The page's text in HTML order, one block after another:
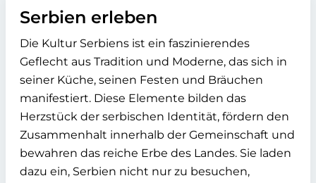
Serbien erleben
Die Kultur Serbiens ist ein faszinierendes
Geflecht aus Tradition und Moderne, das sich in
seiner Küche, seinen Festen und Bräuchen
manifestiert. Diese Elemente bilden das
Herzstück der serbischen Identität, fördern den
Zusammenhalt innerhalb der Gemeinschaft und
bewahren das reiche Erbe des Landes. Sie laden
dazu ein, Serbien nicht nur zu besuchen,